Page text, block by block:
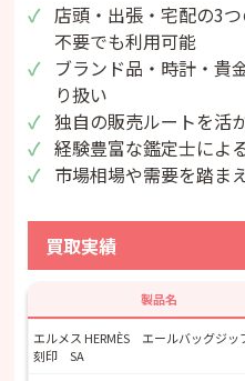
店頭・出張・宅配の3
不要でも利用可能
ブランド品・時計・貴
り扱い
独自の販売ルートを活
経験豊富な鑑定士によ
市場相場や需要を踏ま
買取実績
製品名
エルメス HERMÈS エールバッグジ
刻印 SA